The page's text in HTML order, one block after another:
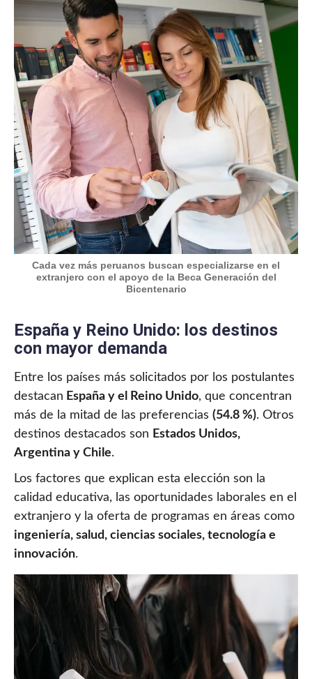
Cada vez más peruanos buscan especializarse en el
extranjero con el apoyo de la Beca Generación del
Bicentenario
España y Reino Unido: los destinos
con mayor demanda
Entre los países más solicitados por los postulantes
destacan España y el Reino Unido, que concentran
más de la mitad de las preferencias (54.8 %). Otros
destinos destacados son Estados Unidos,
Argentina y Chile.
Los factores que explican esta elección son la
calidad educativa, las oportunidades laborales en el
extranjero y la oferta de programas en áreas como
ingeniería, salud, ciencias sociales, tecnología e
innovación.